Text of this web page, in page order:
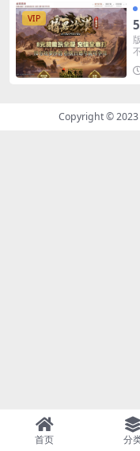
VIP
Copyright © 2023
首页 分